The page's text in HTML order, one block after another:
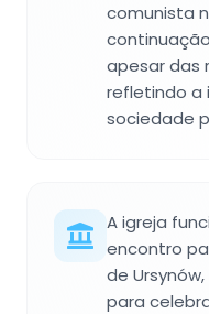
comunista
apesar das
refletindo a
sociedade
A igreja
encontro
de
para